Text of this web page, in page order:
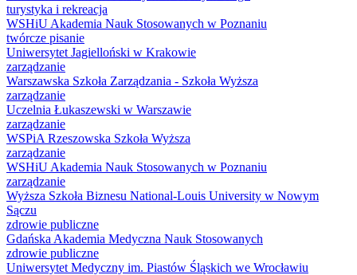
turystyka i rekreacja
WSHiU Akademia Nauk Stosowanych w Poznaniu
twórcze pisanie
Uniwersytet Jagielloński w Krakowie
zarządzanie
Warszawska Szkoła Zarządzania - Szkoła Wyższa
zarządzanie
Uczelnia Łukaszewski w Warszawie
zarządzanie
WSPiA Rzeszowska Szkoła Wyższa
zarządzanie
WSHiU Akademia Nauk Stosowanych w Poznaniu
zarządzanie
Wyższa Szkoła Biznesu National-Louis University w Nowym
Sączu
zdrowie publiczne
Gdańska Akademia Medyczna Nauk Stosowanych
zdrowie publiczne
Uniwersytet Medyczny im. Piastów Śląskich we Wrocławiu